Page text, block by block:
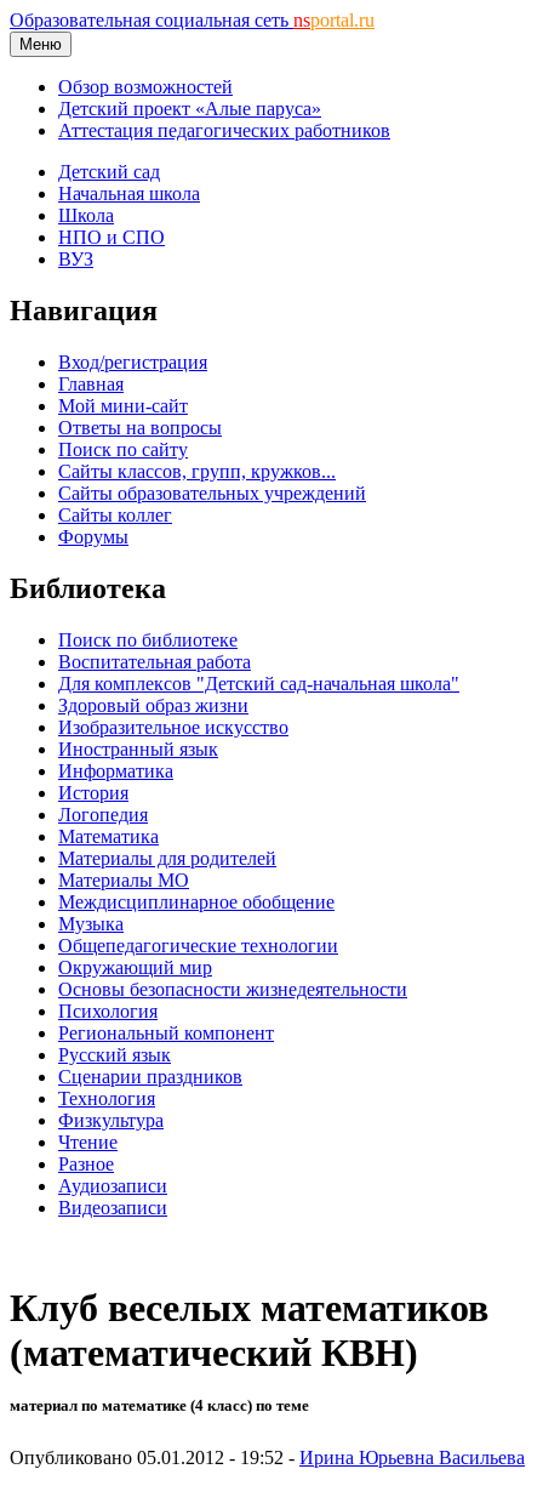
Образовательная социальная сеть nsportal.ru
Меню
Обзор возможностей
Детский проект «Алые паруса»
Аттестация педагогических работников
Детский сад
Начальная школа
Школа
НПО и СПО
ВУЗ
Навигация
Вход/регистрация
Главная
Мой мини-сайт
Ответы на вопросы
Поиск по сайту
Сайты классов, групп, кружков...
Сайты образовательных учреждений
Сайты коллег
Форумы
Библиотека
Поиск по библиотеке
Воспитательная работа
Для комплексов "Детский сад-начальная школа"
Здоровый образ жизни
Изобразительное искусство
Иностранный язык
Информатика
История
Логопедия
Математика
Материалы для родителей
Материалы МО
Междисциплинарное обобщение
Музыка
Общепедагогические технологии
Окружающий мир
Основы безопасности жизнедеятельности
Психология
Региональный компонент
Русский язык
Сценарии праздников
Технология
Физкультура
Чтение
Разное
Аудиозаписи
Видеозаписи
Клуб веселых математиков
(математический КВН)
материал по математике (4 класс) по теме
Опубликовано 05.01.2012 - 19:52 - Ирина Юрьевна Васильева